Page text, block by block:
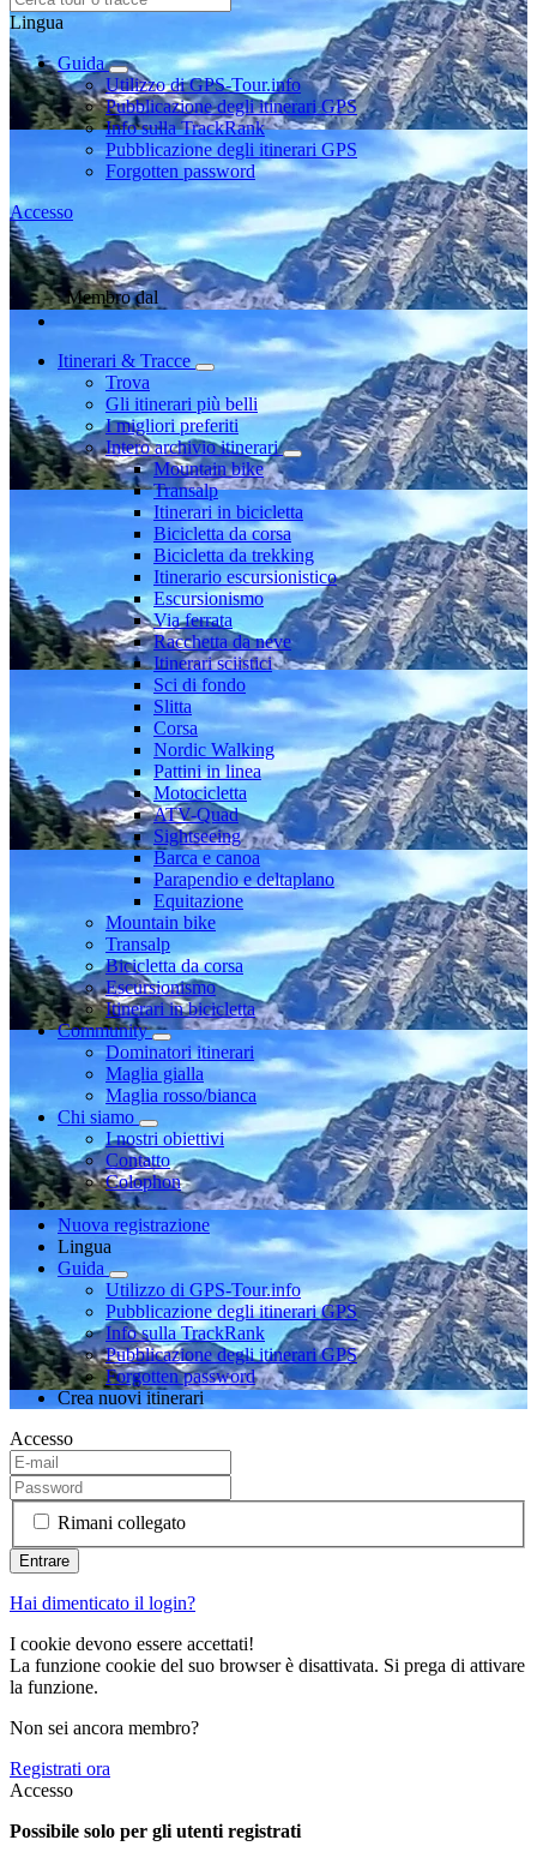
Lingua
Guida
Utilizzo di GPS-Tour.info
Pubblicazione degli itinerari GPS
Info sulla TrackRank
Pubblicazione degli itinerari GPS
Forgotten password
Accesso
Membro dal
Itinerari & Tracce
Trova
Gli itinerari più belli
I migliori preferiti
Intero archivio itinerari
Mountain bike
Transalp
Itinerari in bicicletta
Bicicletta da corsa
Bicicletta da trekking
Itinerario escursionistico
Escursionismo
Via ferrata
Racchetta da neve
Itinerari sciistici
Sci di fondo
Slitta
Corsa
Nordic Walking
Pattini in linea
Motocicletta
ATV-Quad
Sightseeing
Barca e canoa
Parapendio e deltaplano
Equitazione
Mountain bike
Transalp
Bicicletta da corsa
Escursionismo
Itinerari in bicicletta
Community
Dominatori itinerari
Maglia gialla
Maglia rosso/bianca
Chi siamo
I nostri obiettivi
Contatto
Colophon
Nuova registrazione
Lingua
Guida
Utilizzo di GPS-Tour.info
Pubblicazione degli itinerari GPS
Info sulla TrackRank
Pubblicazione degli itinerari GPS
Forgotten password
Crea nuovi itinerari
Accesso
Rimani collegato
Hai dimenticato il login?
I cookie devono essere accettati!
La funzione cookie del suo browser è disattivata. Si prega di attivare
la funzione.
Non sei ancora membro?
Registrati ora
Accesso
Possibile solo per gli utenti registrati